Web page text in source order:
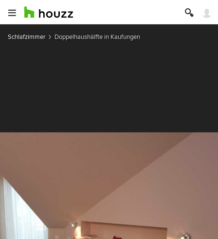
Schlafzimmer Doppelhaushälfte in Kaufungen